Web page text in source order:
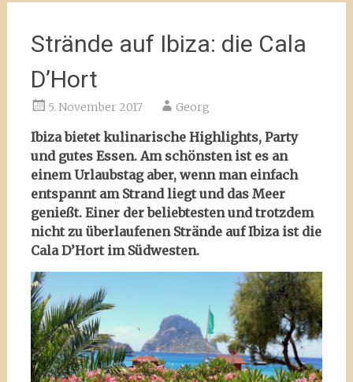
Strände auf Ibiza: die Cala
D’Hort
5. November 2017 Georg
Ibiza bietet kulinarische Highlights, Party
und gutes Essen. Am schönsten ist es an
einem Urlaubstag aber, wenn man einfach
entspannt am Strand liegt und das Meer
genießt. Einer der beliebtesten und trotzdem
nicht zu überlaufenen Strände auf Ibiza ist die
Cala D’Hort im Südwesten.